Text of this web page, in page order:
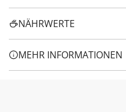
NÄHRWERTE
MEHR INFORMATIONEN